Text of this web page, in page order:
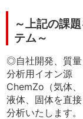
～上記の課
テム～
◎自社開発、質量
分析用イオン源
ChemZo（気体、
液体、固体を直接
分析いたします。